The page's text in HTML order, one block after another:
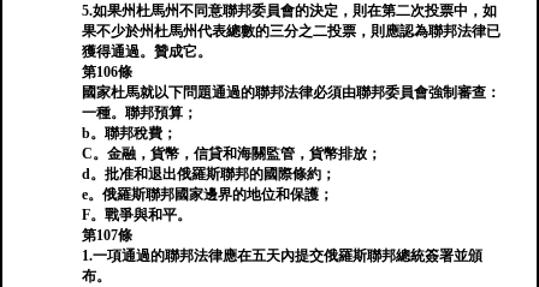
5.如果州杜馬州不同意聯邦委員會的決定，則在第二次投票中，如
果不少於州杜馬州代表總數的三分之二投票，則應認為聯邦法律已
獲得通過。贊成它。
第106條
國家杜馬就以下問題通過的聯邦法律必須由聯邦委員會強制審查：
一種。聯邦預算；
b。聯邦稅費；
C。金融，貨幣，信貸和海關監管，貨幣排放；
d。批准和退出俄羅斯聯邦的國際條約；
e。俄羅斯聯邦國家邊界的地位和保護；
F。戰爭與和平。
第107條
1.一項通過的聯邦法律應在五天內提交俄羅斯聯邦總統簽署並頒
布。